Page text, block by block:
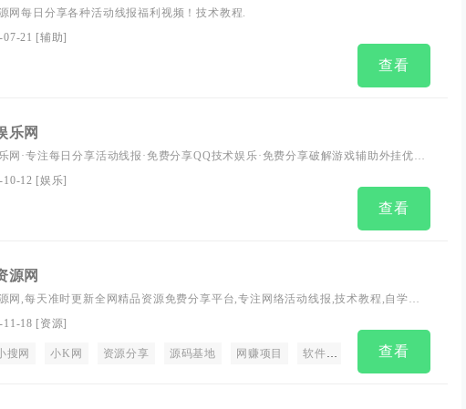
网每日分享各种活动线报福利视频！技术教程.
21 [辅助]
查看
乐网
网·专注每日分享活动线报·免费分享QQ技术娱乐·免费分享破解游戏辅助外挂优志
目资源·软件福利·技术教程·免费源码,努力为各位网友呈现最好的资源·总之就是网
10-12 [娱乐]
查看
源网
网,每天准时更新全网精品资源免费分享平台,专注网络活动线报,技术教程,自学教
码,技术导航,绿色资源,包括绿色软件资源,办公资源,游戏图文攻略资源等,了全网
11-18 [资源]
搜网 小K网 资源分享 源码基地 网赚项目 软件基地 手机软件下载
查看